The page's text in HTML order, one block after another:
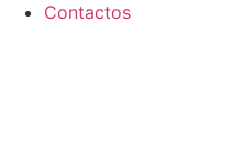
Contactos